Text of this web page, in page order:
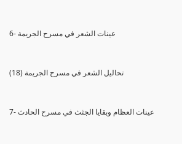
6- عينات الشعر في مسرح الجريمة
(18) تحاليل الشعر في مسرح الجريمة
7- عينات العظام وبقايا الجثث في مسرح الحادث